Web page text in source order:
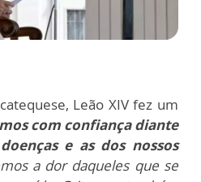
Leão XIV fez um
com confiança diante
e as dos nossos
a dor daqueles que se